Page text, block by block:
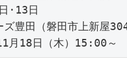
日·13日
豊田（磐田市上新屋304
月18日（木）15:00～